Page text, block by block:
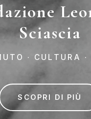
Sciascia
· CULTURA ·
SCOPRI DI PIÙ